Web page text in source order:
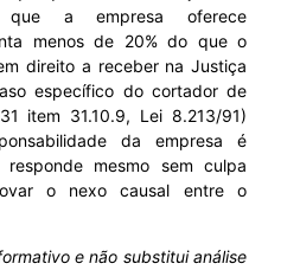
a empresa oferece
menos de 20% do que o
direito a receber na Justiça
específico do cortador de
item 31.10.9, Lei 8.213/91)
da empresa é
mesmo sem culpa
o nexo causal entre o
e não substitui análise